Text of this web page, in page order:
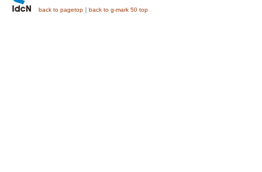
back to pagetop ｜ back to g-mark 50 top